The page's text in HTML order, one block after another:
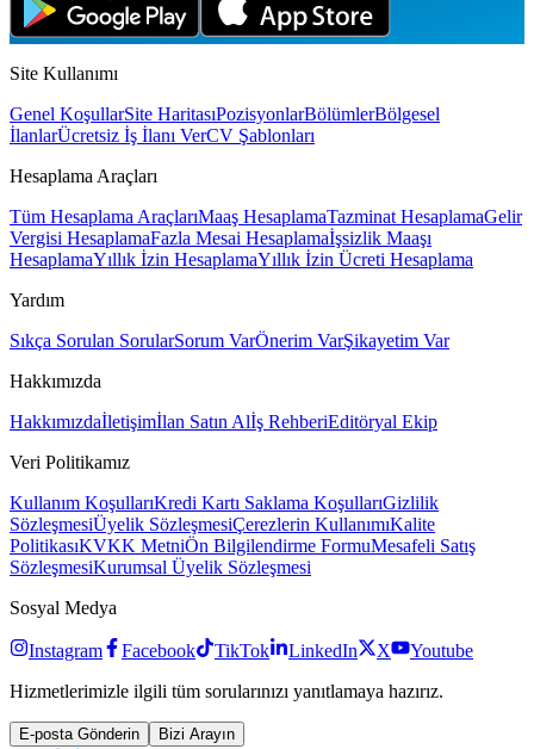
Site Kullanımı
Genel KoşullarSite HaritasıPozisyonlarBölümlerBölgesel
İlanlarÜcretsiz İş İlanı VerCV Şablonları
Hesaplama Araçları
Tüm Hesaplama AraçlarıMaaş HesaplamaTazminat HesaplamaGelir
Vergisi HesaplamaFazla Mesai Hesaplamaİşsizlik Maaşı
HesaplamaYıllık İzin HesaplamaYıllık İzin Ücreti Hesaplama
Yardım
Sıkça Sorulan SorularSorum VarÖnerim VarŞikayetim Var
Hakkımızda
Hakkımızdaİletişimİlan Satın Alİş RehberiEditöryal Ekip
Veri Politikamız
Kullanım KoşullarıKredi Kartı Saklama KoşullarıGizlilik
SözleşmesiÜyelik SözleşmesiÇerezlerin KullanımıKalite
PolitikasıKVKK MetniÖn Bilgilendirme FormuMesafeli Satış
SözleşmesiKurumsal Üyelik Sözleşmesi
Sosyal Medya
Instagram Facebook TikTok LinkedIn X
Youtube
Hizmetlerimizle ilgili tüm sorularınızı yanıtlamaya hazırız.
E-posta Gönderin Bizi Arayın